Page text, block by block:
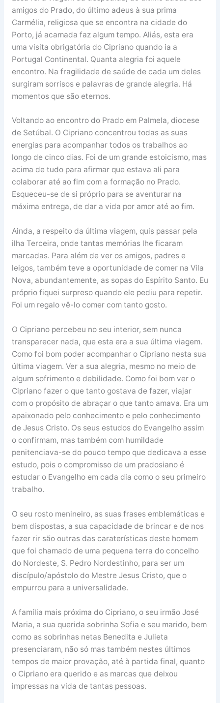
amigos do Prado, do último adeus à sua prima
Carmélia, religiosa que se encontra na cidade do
Porto, já acamada faz algum tempo. Aliás, esta era
uma visita obrigatória do Cipriano quando ia a
Portugal Continental. Quanta alegria foi aquele
encontro. Na fragilidade de saúde de cada um deles
surgiram sorrisos e palavras de grande alegria. Há
momentos que são eternos.
Voltando ao encontro do Prado em Palmela, diocese
de Setúbal. O Cipriano concentrou todas as suas
energias para acompanhar todos os trabalhos ao
longo de cinco dias. Foi de um grande estoicismo, mas
acima de tudo para afirmar que estava ali para
colaborar até ao fim com a formação no Prado.
Esqueceu-se de si próprio para se aventurar na
máxima entrega, de dar a vida por amor até ao fim.
Ainda, a respeito da última viagem, quis passar pela
ilha Terceira, onde tantas memórias lhe ficaram
marcadas. Para além de ver os amigos, padres e
leigos, também teve a oportunidade de comer na Vila
Nova, abundantemente, as sopas do Espírito Santo. Eu
próprio fiquei surpreso quando ele pediu para repetir.
Foi um regalo vê-lo comer com tanto gosto.
O Cipriano percebeu no seu interior, sem nunca
transparecer nada, que esta era a sua última viagem.
Como foi bom poder acompanhar o Cipriano nesta sua
última viagem. Ver a sua alegria, mesmo no meio de
algum sofrimento e debilidade. Como foi bom ver o
Cipriano fazer o que tanto gostava de fazer, viajar
com o propósito de abraçar o que tanto amava. Era um
apaixonado pelo conhecimento e pelo conhecimento
de Jesus Cristo. Os seus estudos do Evangelho assim
o confirmam, mas também com humildade
penitenciava-se do pouco tempo que dedicava a esse
estudo, pois o compromisso de um pradosiano é
estudar o Evangelho em cada dia como o seu primeiro
trabalho.
O seu rosto menineiro, as suas frases emblemáticas e
bem dispostas, a sua capacidade de brincar e de nos
fazer rir são outras das caraterísticas deste homem
que foi chamado de uma pequena terra do concelho
do Nordeste, S. Pedro Nordestinho, para ser um
discípulo/apóstolo do Mestre Jesus Cristo, que o
empurrou para a universalidade.
A família mais próxima do Cipriano, o seu irmão José
Maria, a sua querida sobrinha Sofia e seu marido, bem
como as sobrinhas netas Benedita e Julieta
presenciaram, não só mas também nestes últimos
tempos de maior provação, até à partida final, quanto
o Cipriano era querido e as marcas que deixou
impressas na vida de tantas pessoas.